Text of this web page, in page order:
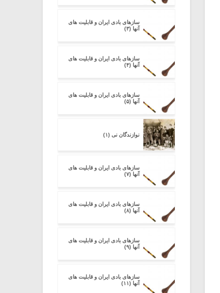
سازهای بادی ایران و قابلیت های
آنها (۳)
سازهای بادی ایران و قابلیت های
آنها (۴)
سازهای بادی ایران و قابلیت های
آنها (۵)
نوازندگان نی (۱)
سازهای بادی ایران و قابلیت های
آنها (۷)
سازهای بادی ایران و قابلیت های
آنها (۸)
سازهای بادی ایران و قابلیت های
آنها (۹)
سازهای بادی ایران و قابلیت های
آنها (۱۱)